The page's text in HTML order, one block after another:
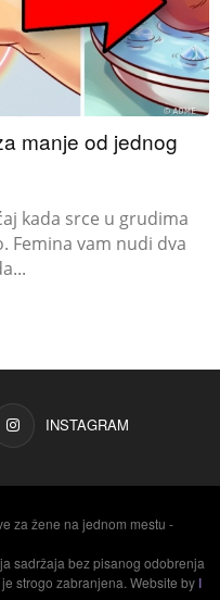
manje od jednog
kada srce u grudima
Femina vam nudi dva
INSTAGRAM
za žene na jednom mestu -
sadržaja bez pisanog odobrenja
strogo zabranjena. Website by I